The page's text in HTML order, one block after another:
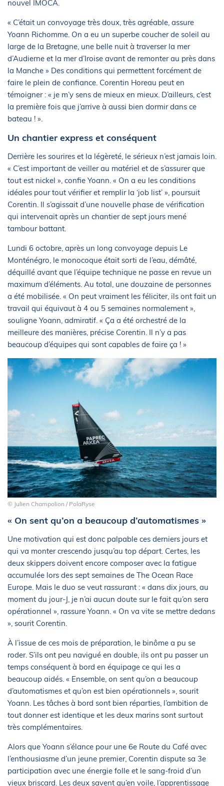
nouvel IMOCA.
« C’était un convoyage très doux, très agréable, assure
Yoann Richomme. On a eu un superbe coucher de soleil au
large de la Bretagne, une belle nuit à traverser la mer
d’Audierne et la mer d’Iroise avant de remonter au près dans
la Manche » Des conditions qui permettent forcément de
faire le plein de confiance. Corentin Horeau peut en
témoigner : « je m’y sens de mieux en mieux. D’ailleurs, c’est
la première fois que j’arrive à aussi bien dormir dans ce
bateau ! ».
Un chantier express et conséquent
Derrière les sourires et la légèreté, le sérieux n’est jamais loin.
« C’est important de veiller au matériel et de s’assurer que
tout est nickel », confie Yoann. « On a eu les conditions
idéales pour tout vérifier et remplir la ‘job list’ », poursuit
Corentin. Il s’agissait d’une nouvelle phase de vérification
qui intervenait après un chantier de sept jours mené
tambour battant.
Lundi 6 octobre, après un long convoyage depuis Le
Monténégro, le monocoque était sorti de l’eau, démâté,
déquillé avant que l’équipe technique ne passe en revue un
maximum d’éléments. Au total, une douzaine de personnes
a été mobilisée. « On peut vraiment les féliciter, ils ont fait un
travail qui équivaut à 4 ou 5 semaines normalement »,
souligne Yoann, admiratif. « Ça a été orchestré de la
meilleure des manières, précise Corentin. Il n’y a pas
beaucoup d’équipes qui sont capables de faire ça ! »
© Julien Champolion / PolaRyse
« On sent qu’on a beaucoup d’automatismes »
Une motivation qui est donc palpable ces derniers jours et
qui va monter crescendo jusqu’au top départ. Certes, les
deux skippers doivent encore composer avec la fatigue
accumulée lors des sept semaines de The Ocean Race
Europe. Mais le duo se veut rassurant : « dans dix jours, au
moment du jour-J, je n’ai aucun doute sur le fait qu’on sera
opérationnel », rassure Yoann. « On va vite se mettre dedans
», sourit Corentin.
À l’issue de ces mois de préparation, le binôme a pu se
roder. S’ils ont peu navigué en double, ils ont pu passer un
temps conséquent à bord en équipage ce qui les a
beaucoup aidés. « Ensemble, on sent qu’on a beaucoup
d’automatismes et qu’on est bien opérationnels », sourit
Yoann. Les tâches à bord sont bien réparties, l’ambition de
tout donner est identique et les deux marins sont surtout
très complémentaires.
Alors que Yoann s’élance pour une 6e Route du Café avec
l’enthousiasme d’un jeune premier, Corentin dispute sa 3e
participation avec une énergie folle et le sang-froid d’un
vieux briscard. Les deux savent qu’en voile, l’apprentissage